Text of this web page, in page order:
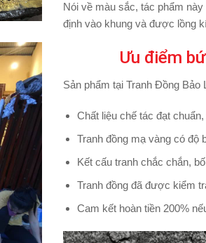
Nói về màu sắc, tác phẩm
định vào khung và được lồng
Ưu điểm
Sản phẩm tại Tranh Đồng
Chất liệu chế tác đạt
Tranh đồng mạ vàng có độ
Kết cấu tranh chắc chắn,
Tranh đồng đã được kiểm
Cam kết hoàn tiền 200%